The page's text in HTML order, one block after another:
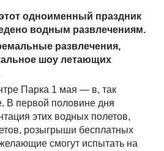
одноименный праздник
водным развлечениям.
развлечения,
шоу летающих
Парка 1 мая — в, так
В первой половине дня
этих водных полетов,
розыгрыши бесплатных
смогут испытать на